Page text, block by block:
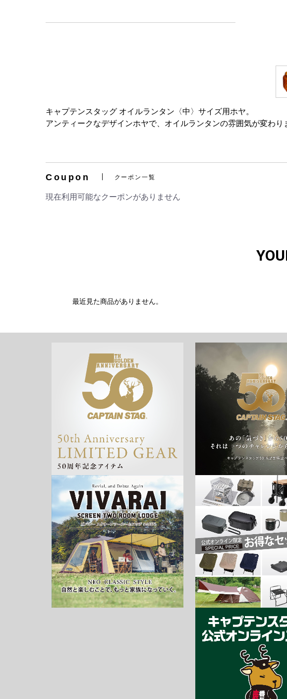
キャプテンスタッグ オイルランタン〈中〉サイズ用ホヤ。
アンティークなデザインホヤで、オイルランタンの雰囲気が変わり
Coupon クーポン一覧
現在利用可能なクーポンがありません
最近見た商品がありません。